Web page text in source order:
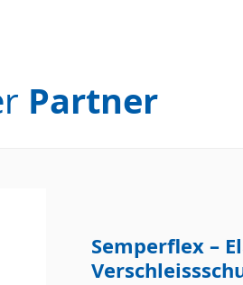
Partner
Semperflex –